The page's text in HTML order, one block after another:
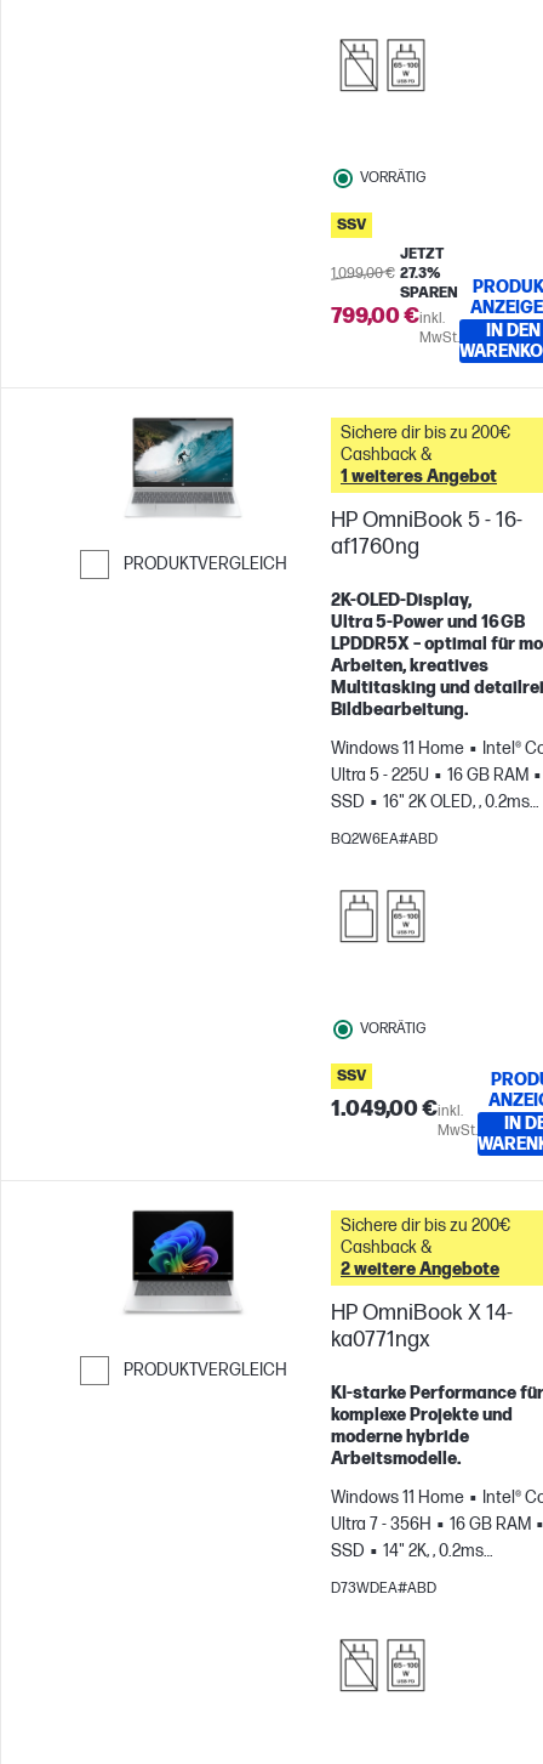
VORRÄTIG
SSV
1.099,00 €
JETZT
27.3%
SPAREN
799,00 €inkl.
MwSt.
IN DEN
PRODUKTVERGLEICH
Weiter zum Vergleichen
Sichere dir bis zu 200€
Cashback &
1 weiteres Angebot
HP OmniBook 5 - 16-
af1760ng
2K‑OLED‑Display,
Ultra 5‑Power und 16 GB
LPDDR5X – optimal für
Arbeiten, kreatives
Multitasking und
Bildbearbeitung.
Windows 11 Home
Intel®
Ultra 5 - 225U
16 GB RAM
SSD
16" 2K OLED, , 0.2ms
Reaktionszeit
BQ2W6EA#ABD
VORRÄTIG
SSV
1.049,00 €inkl.
MwSt.
IN
PRODUKTVERGLEICH
Weiter zum Vergleichen
Sichere dir bis zu 200€
Cashback &
2 weitere Angebote
HP OmniBook X 14-
ka0771ngx
KI‑starke Performance für
komplexe Projekte und
moderne hybride
Arbeitsmodelle.
Windows 11 Home
Intel®
Ultra 7 - 356H
16 GB RAM
SSD
14" 2K, , 0.2ms
Reaktionszeit
D73WDEA#ABD